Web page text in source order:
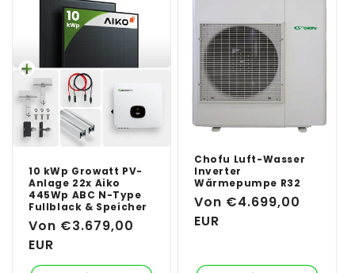
10 kWp Growatt PV-
Anlage 22x Aiko
445Wp ABC N-Type
Fullblack & Speicher
Normaler
Preis
Von €3.679,00
EUR
Chofu Luft-Wasser
Inverter
Wärmepumpe R32
Normaler
Preis
Von €4.699,00
EUR